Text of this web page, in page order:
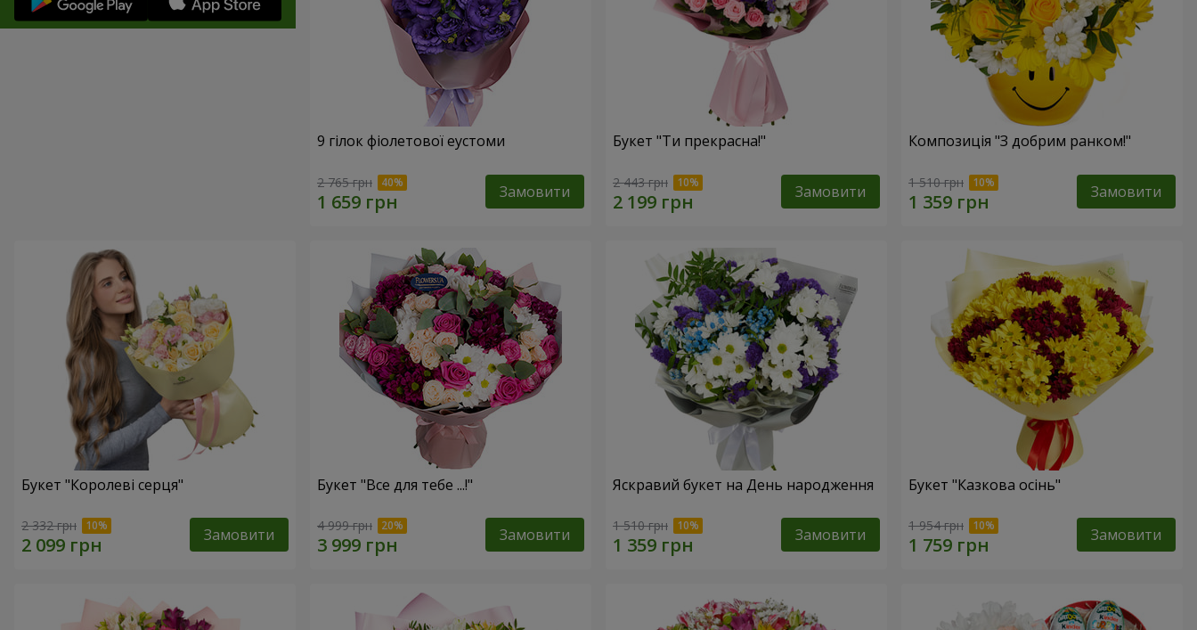
9 гілок фіолетової еустоми
2 765 грн Замовити
Букет "Ти прекрасна!"
2 443 грн Замовити
Композиція "З добрим ранком!"
1 510 грн Замовити
Букет "Королеві серця"
2 332 грн Замовити
Букет "Все для тебе ...!"
4 999 грн Замовити
Яскравий букет на День народження
1 510 грн Замовити
Букет "Казкова осінь"
1 954 грн Замовити